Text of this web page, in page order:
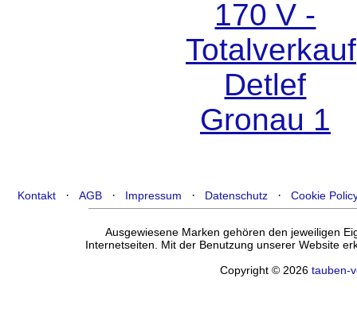
Kontakt ·AGB · Impressum · Datenschutz ·Cookie
Ausgewiesene Marken gehören den jeweiligen
Internetseiten. Mit der Benutzung unserer Website
Copyright © 2026tauben-